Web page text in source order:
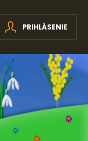
PRIHLÁSENIE